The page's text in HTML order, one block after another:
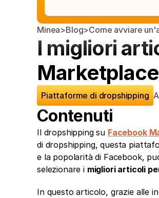
Minea>Blog>Come avviare
I migliori
Piattaforme di dropshipping
Contenuti
Il dropshipping su Facebook
di dropshipping, questa
e la popolarità di Facebook,
selezionare i migliori articoli
In questo articolo, grazie alle